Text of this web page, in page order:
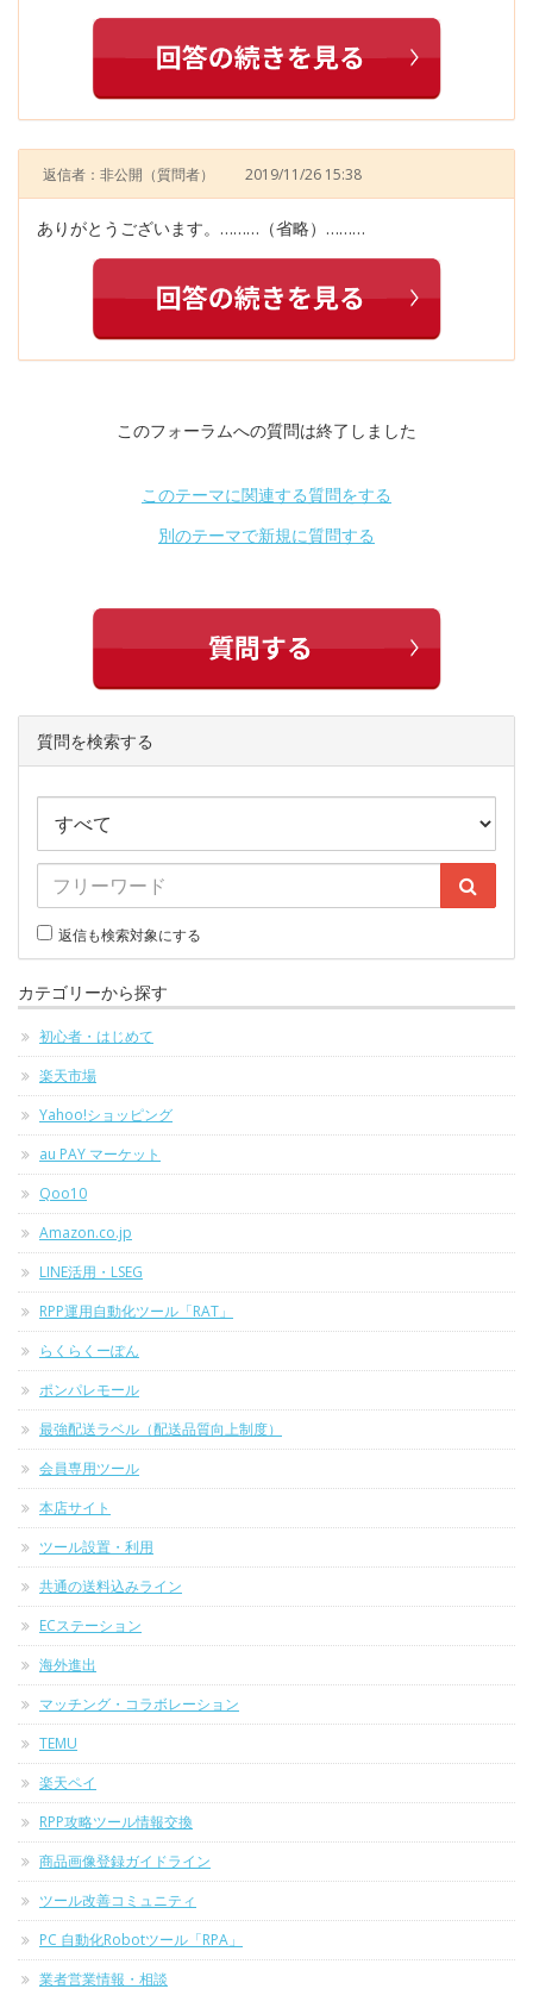
返信者：非公開 （質問者） 2019/11/26 15:38
ありがとうございます。………（省略）………
このフォーラムへの質問は終了しました
このテーマに関連する質問をする
別のテーマで新規に質問する
質問を検索する
返信も検索対象にする
カテゴリーから探す
初心者・はじめて
楽天市場
Yahoo!ショッピング
au PAY マーケット
Qoo10
Amazon.co.jp
LINE活用・LSEG
RPP運用自動化ツール「RAT」
らくらくーぽん
ポンパレモール
最強配送ラベル（配送品質向上制度）
会員専用ツール
本店サイト
ツール設置・利用
共通の送料込みライン
ECステーション
海外進出
マッチング・コラボレーション
TEMU
楽天ペイ
RPP攻略ツール情報交換
商品画像登録ガイドライン
ツール改善コミュニティ
PC 自動化Robotツール「RPA」
業者営業情報・相談